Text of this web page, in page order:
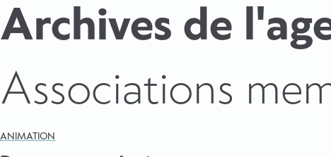
Archives de
:
Associations
ANIMATION